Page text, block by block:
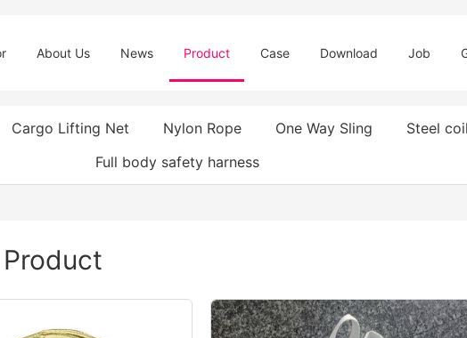
About Us News Product Case Download Job
Cargo Lifting Net Nylon Rope One Way Sling Steel
Full body safety harness
Product